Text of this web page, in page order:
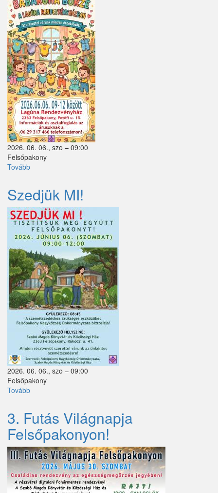
Pilisszentlászló
Pócsmegyer
Püspökhatvan
Püspökszilágy
Pusztavacs
Pusztazámor
Rád
Sóskút
Szentlőrinckáta
Szigetcsép
Szigetmonostor
Szigetszentmárton
Szigetújfalu
Sződ
Sződliget
Szokolya
Tápióbicske
Tápiógyörgye
Tápióság
Tápiószőlős
Tatárszentgyörgy
Telki
Tésa
Tinnye
Tóalmás
2026. 06. 06., szo – 09:00
Felsőpakony
Tovább
Szedjük MI!
2026. 06. 06., szo – 09:00
Felsőpakony
Tovább
3. Futás Világnapja
Felsőpakonyon!